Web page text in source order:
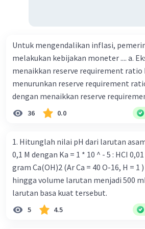
Untuk mengendalikan inflasi,
melakukan kebijakan moneter .... a.
menaikkan reserve requirement ratio
menurunkan reserve requirement
dengan menaikkan reserve
dengan menurunkan reserve
Ekspansif dengan menaikkan tingkat
ceteris paribus maka .... a.
bentuk kurva jumlah uang beredar
dari kiri bawah ke kanan atas b.
mana bentuk kurva jumlah uang
uang) naik dari kiri bawah ke kanan
meningkat di mana bentuk kurva
36 0.0
1. Hitunglah nilai pH dari larutan asam
0,1 M dengan Ka = 1 * 10 ^ - 5 : HCI 0,01 M 2. Sebanyak 0,37
gram Ca(OH)2 (Ar Ca = 40 O-16, H =
hingga volume larutan menjadi 500
larutan basa kuat tersebut.
5 4.5